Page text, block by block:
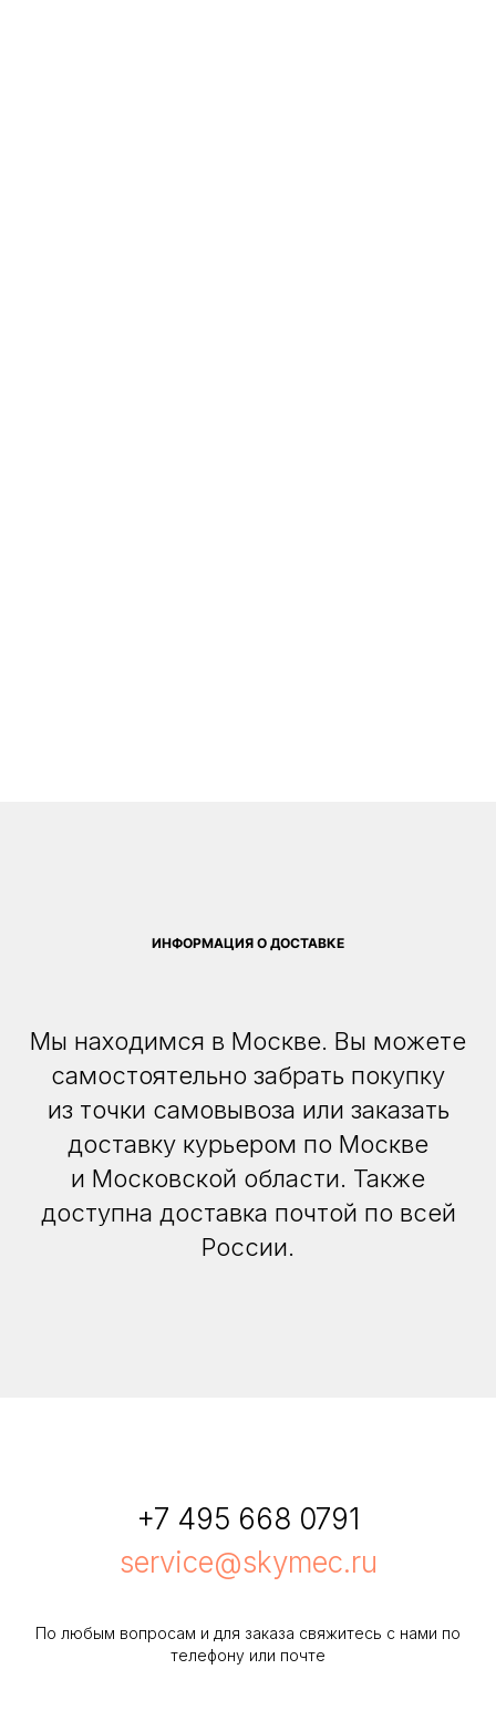
ИНФОРМАЦИЯ О ДОСТАВКЕ
Мы находимся в Москве. Вы можете
самостоятельно забрать покупку
из точки самовывоза или заказать
доставку курьером по Москве
и Московской области. Также
доступна доставка почтой по всей
России.
+7 495 668 0791
service@skymec.ru
По любым вопросам и для заказа свяжитесь с нами по
телефону или почте